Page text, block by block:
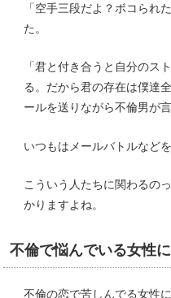
「空手三段だよ？ボコられ
た。
「君と付き合うと自分のス
る。だから君の存在は僕達
ールを送りながら不倫男が
いつもはメールバトルなど
こういう人たちに関わるの
かりますよね。
不倫で悩んでいる女性
不倫の恋で苦しんでる女性